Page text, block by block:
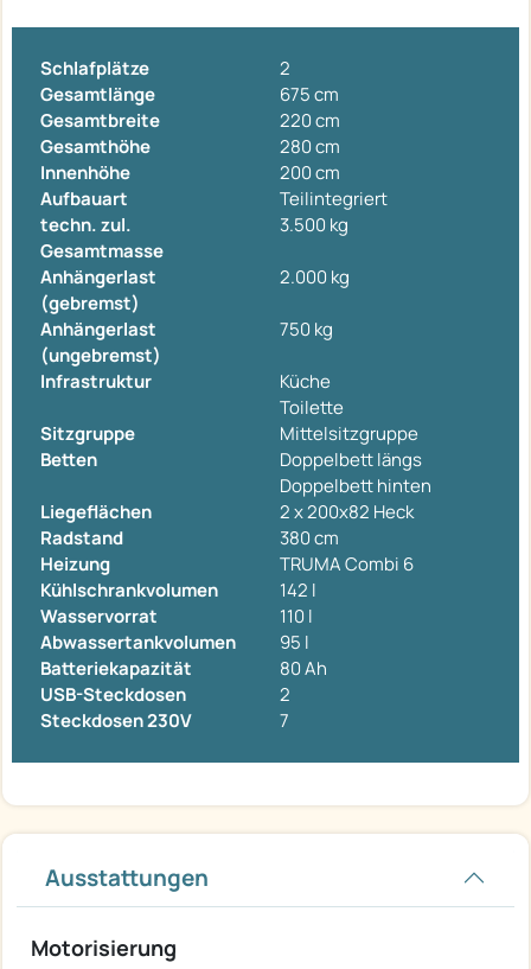
Schlafplätze
2
Gesamtlänge
675 cm
Gesamtbreite
220 cm
Gesamthöhe
280 cm
Innenhöhe
200 cm
Aufbauart
Teilintegriert
techn. zul.
Gesamtmasse
3.500 kg
Anhängerlast
(gebremst)
2.000 kg
Anhängerlast
(ungebremst)
750 kg
Infrastruktur
Küche
Toilette
Sitzgruppe
Mittelsitzgruppe
Betten
Doppelbett längs
Doppelbett hinten
Liegeflächen
2 x 200x82 Heck
Radstand
380 cm
Heizung
TRUMA Combi 6
Kühlschrankvolumen
142 l
Wasservorrat
110 l
Abwassertankvolumen
95 l
Batteriekapazität
80 Ah
USB-Steckdosen
2
Steckdosen 230V
7
Ausstattungen
Motorisierung